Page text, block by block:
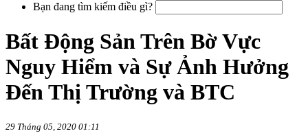
Bạn đang tìm kiếm điều gì?
Bất Động Sản Trên Bờ Vực
Nguy Hiểm và Sự Ảnh Hưởng
Đến Thị Trường và BTC
29 Tháng 05, 2020 01:11